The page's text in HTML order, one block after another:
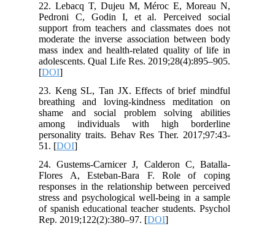
22. Lebacq T, Dujeu M, Méroc E, Moreau N,
Pedroni C, Godin I, et al. Perceived social
support from teachers and classmates does not
moderate the inverse association between body
mass index and health-related quality of life in
adolescents. Qual Life Res. 2019;28(4):895–905.
[DOI
23. Keng SL, Tan JX. Effects of brief mindful
breathing and loving-kindness meditation on
shame and social problem solving abilities
among individuals with high borderline
personality traits. Behav Res Ther. 2017;97:43-
51. [DOI
24. Gustems-Carnicer J, Calderon C, Batalla-
Flores A, Esteban-Bara F. Role of coping
responses in the relationship between perceived
stress and psychological well-being in a sample
of spanish educational teacher students. Psychol
Rep. 2019;122(2):380–97. [DOI